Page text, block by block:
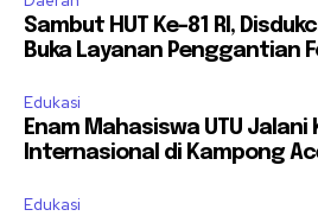
Sambut HUT Ke-81 RI,
Buka Layanan Penggantian
Edukasi
Enam Mahasiswa UTU Jalani
Internasional di Kampong
Edukasi